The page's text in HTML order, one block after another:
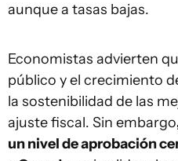
aunque a tasas bajas.
Economistas advierten
público y el crecimiento
la sostenibilidad de las
ajuste fiscal. Sin embargo
un nivel de aprobación